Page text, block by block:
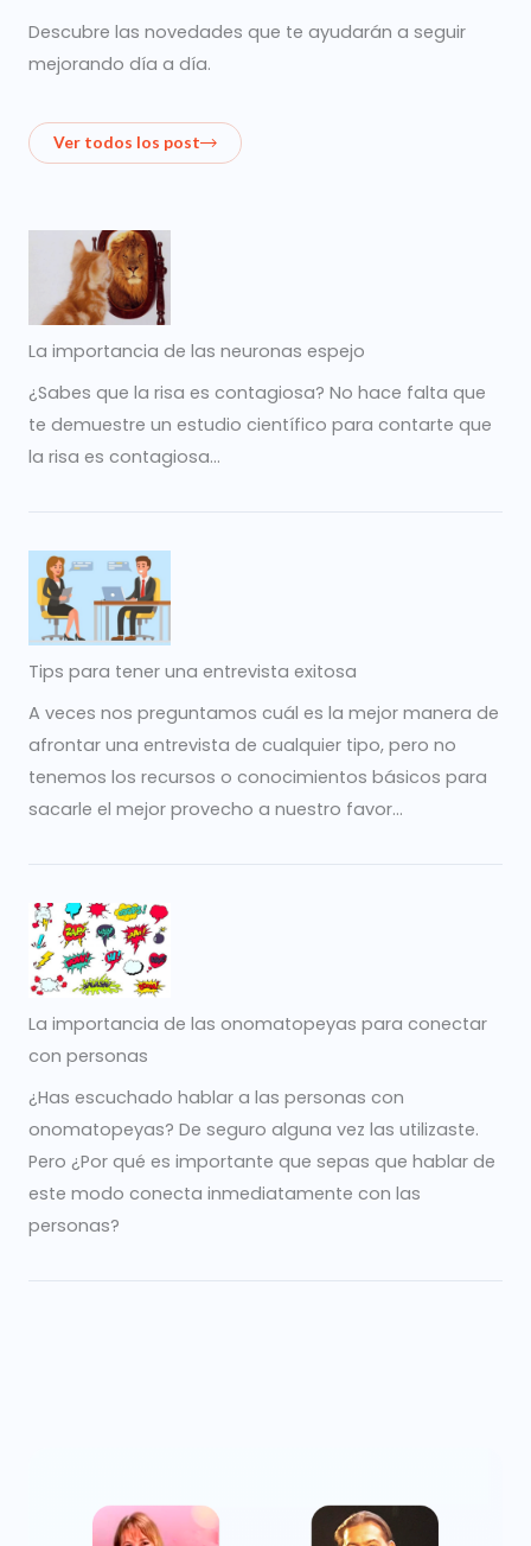
Descubre las novedades que te ayudarán a seguir
mejorando día a día.
Ver todos los post
La importancia de las neuronas espejo
¿Sabes que la risa es contagiosa? No hace falta que
te demuestre un estudio científico para contarte que
la risa es contagiosa…
Tips para tener una entrevista exitosa
A veces nos preguntamos cuál es la mejor manera de
afrontar una entrevista de cualquier tipo, pero no
tenemos los recursos o conocimientos básicos para
sacarle el mejor provecho a nuestro favor...
La importancia de las onomatopeyas para conectar
con personas
¿Has escuchado hablar a las personas con
onomatopeyas? De seguro alguna vez las utilizaste.
Pero ¿Por qué es importante que sepas que hablar de
este modo conecta inmediatamente con las
personas?